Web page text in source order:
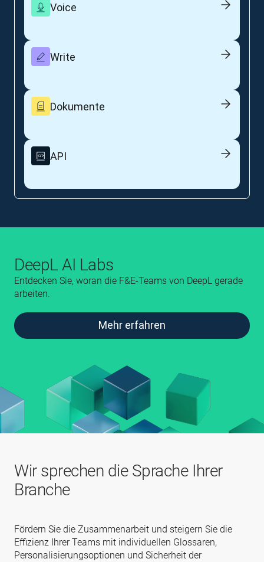
Voice
Write
Dokumente
API
DeepL AI Labs
Entdecken Sie, woran die F&E‑Teams von DeepL gerade
arbeiten.
Mehr erfahren
Wir sprechen die Sprache Ihrer
Branche
Fördern Sie die Zusammenarbeit und steigern Sie die
Effizienz Ihrer Teams mit individuellen Glossaren,
Personalisierungsoptionen und Sicherheit der